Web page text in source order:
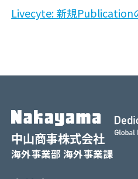
Livecyte: 新規Publication
中山商事株式会社
海外事業部 海外事業課